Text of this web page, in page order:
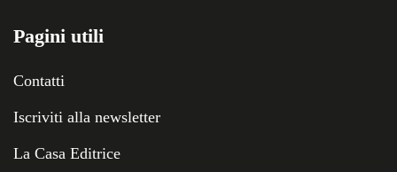
Pagini utili
Contatti
Iscriviti alla newsletter
La Casa Editrice